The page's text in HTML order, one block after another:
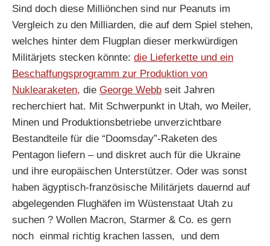
Sind doch diese Milliönchen sind nur Peanuts im
Vergleich zu den Milliarden, die auf dem Spiel stehen,
welches hinter dem Flugplan dieser merkwürdigen
Militärjets stecken könnte: die Lieferkette und ein
Beschaffungsprogramm zur Produktion von
Nuklearaketen, die George Webb seit Jahren
recherchiert hat. Mit Schwerpunkt in Utah, wo Meiler,
Minen und Produktionsbetriebe unverzichtbare
Bestandteile für die “Doomsday”-Raketen des
Pentagon liefern – und diskret auch für die Ukraine
und ihre europäischen Unterstützer. Oder was sonst
haben ägyptisch-französische Militärjets dauernd auf
abgelegenden Flughäfen im Wüstenstaat Utah zu
suchen ? Wollen Macron, Starmer & Co. es gern
noch einmal richtig krachen lassen, und dem